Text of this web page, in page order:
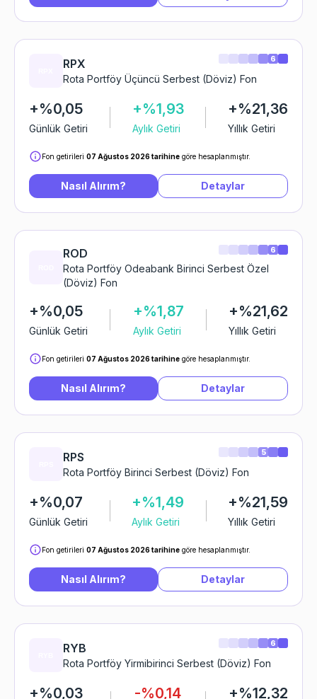
RPX
Rota Portföy Üçüncü Serbest (Döviz) Fon
+%0,05
Günlük Getiri
+%1,93
Aylık Getiri
+%21,36
Yıllık Getiri
Fon getirileri 07 Ağustos 2026 tarihine göre hesaplanmıştır.
Nasıl Alırım? Detaylar
6
ROD
Rota Portföy Odeabank Birinci Serbest Özel
(Döviz) Fon
+%0,05
Günlük Getiri
+%1,87
Aylık Getiri
+%21,62
Yıllık Getiri
Fon getirileri 07 Ağustos 2026 tarihine göre hesaplanmıştır.
Nasıl Alırım? Detaylar
6
RPS
Rota Portföy Birinci Serbest (Döviz) Fon
+%0,07
Günlük Getiri
+%1,49
Aylık Getiri
+%21,59
Yıllık Getiri
Fon getirileri 07 Ağustos 2026 tarihine göre hesaplanmıştır.
Nasıl Alırım? Detaylar
5
RYB
Rota Portföy Yirmibirinci Serbest (Döviz) Fon
+%0,03 -%0,14 +%12,32
6